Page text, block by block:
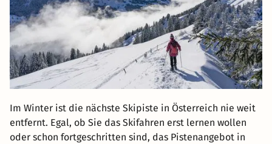
Im Winter ist die nächste Skipiste in Österreich nie weit
entfernt. Egal, ob Sie das Skifahren erst lernen wollen
oder schon fortgeschritten sind, das Pistenangebot in